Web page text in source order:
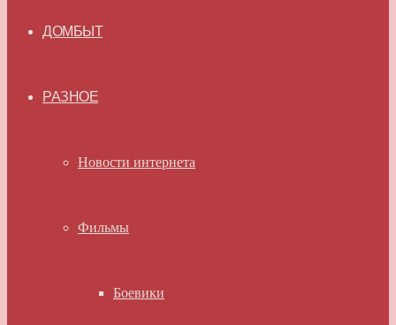
ДОМБЫТ
РАЗНОЕ
Новости интернета
Фильмы
Боевики